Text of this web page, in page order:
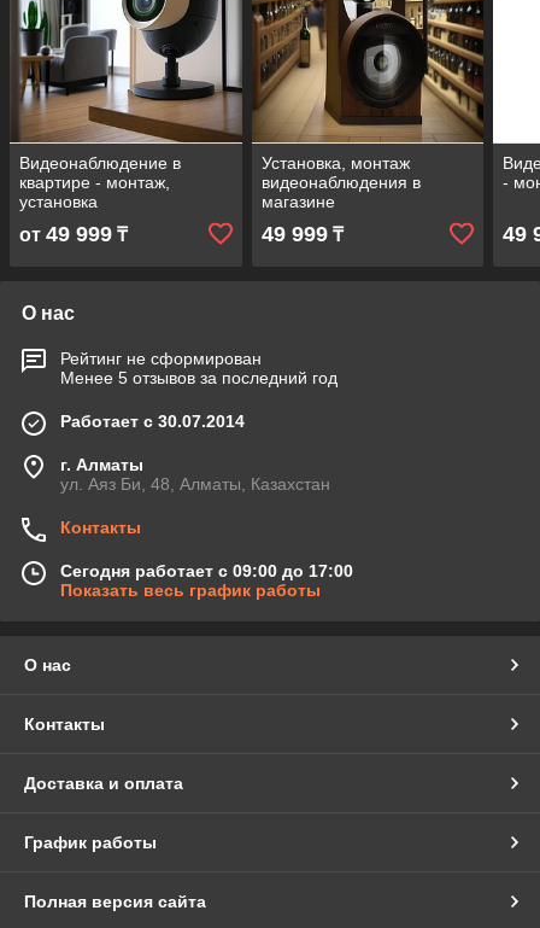
Видеонаблюдение в
квартире - монтаж,
установка
от 49 999 ₸
Установка, монтаж
видеонаблюдения в
магазине
49 999₸
-
49
О нас
Рейтинг не сформирован
Менее 5 отзывов за последний год
Работает с 30.07.2014
г. Алматы
ул. Аяз Би, 48, Алматы, Казахстан
Контакты
Сегодня работает с 09:00 до 17:00
Показать весь график работы
О нас
Контакты
Доставка и оплата
График работы
Полная версия сайта